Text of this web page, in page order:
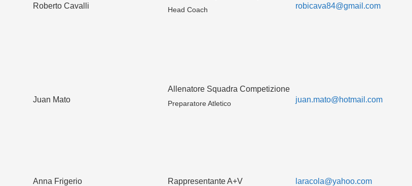
Roberto Cavalli Head Coach robicava84@gmail.com
Juan Mato
Allenatore Squadra Competizione
Preparatore Atletico juan.mato@hotmail.com
Anna Frigerio Rappresentante A+V laracola@yahoo.com